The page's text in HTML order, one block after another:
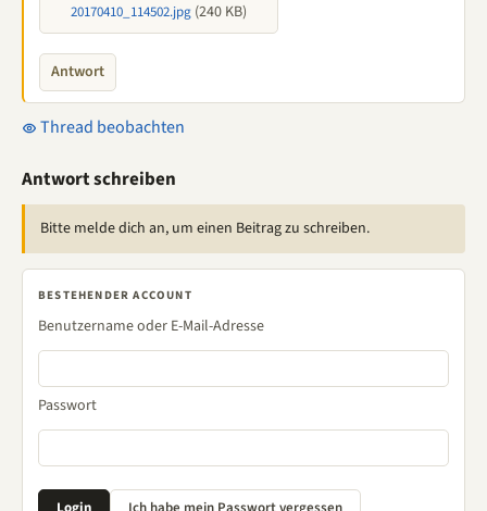
20170410_114502.jpg (240 KB)
Antwort
Thread beobachten
Antwort schreiben
Bitte melde dich an, um einen Beitrag zu schreiben.
BESTEHENDER ACCOUNT
Benutzername oder E-Mail-Adresse
Passwort